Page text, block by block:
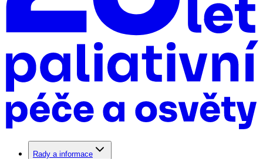
Rady a informace